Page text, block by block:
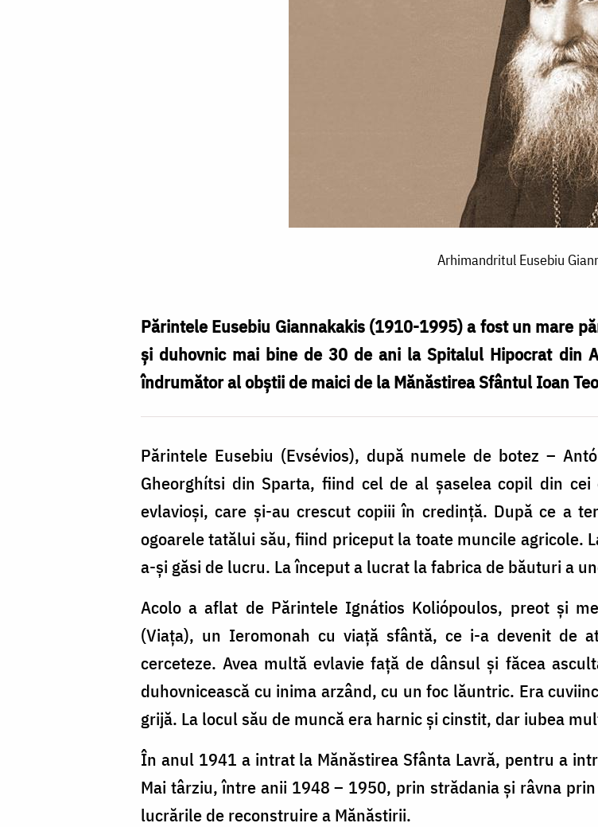
Arhimandritul Eusebiu
Părintele Eusebiu Giannakakis (1910-1995) a fost un mare
și duhovnic mai bine de 30 de ani la Spitalul Hipocrat din
îndrumător al obștii de maici de la Mănăstirea Sfântul Ioan
Părintele Eusebiu (Evsévios), după numele de botez –
Gheorghítsi din Sparta, fiind cel de al șaselea copil din
evlavioși, care și-au crescut copiii în credință. După ce a
ogoarele tatălui său, fiind priceput la toate muncile agricole.
a-și găsi de lucru. La început a lucrat la fabrica de băuturi a
Acolo a aflat de Părintele Ignátios Koliópoulos, preot și
(Viața), un Ieromonah cu viață sfântă, ce i-a devenit de
cerceteze. Avea multă evlavie față de dânsul și făcea
duhovnicească cu inima arzând, cu un foc lăuntric. Era
grijă. La locul său de muncă era harnic și cinstit, dar iubea
În anul 1941 a intrat la Mănăstirea Sfânta Lavră, pentru a
Mai târziu, între anii 1948 – 1950, prin strădania și râvna
lucrările de reconstruire a Mănăstirii.